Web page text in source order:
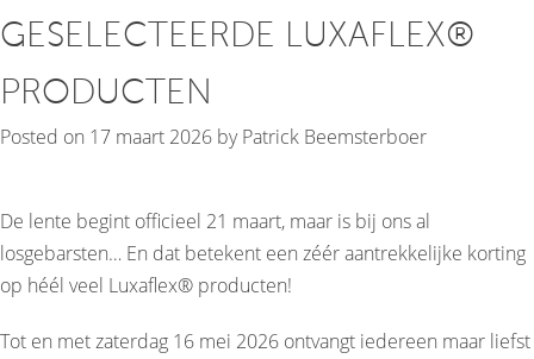
GESELECTEERDE LUXAFLEX®
PRODUCTEN
Posted on 17 maart 2026 byPatrick Beemsterboer
De lente begint officieel 21 maart, maar is bij ons al
losgebarsten… En dat betekent een zéér aantrekkelijke korting
op héél veel Luxaflex® producten!
Tot en met zaterdag 16 mei 2026 ontvangt iedereen maar liefst